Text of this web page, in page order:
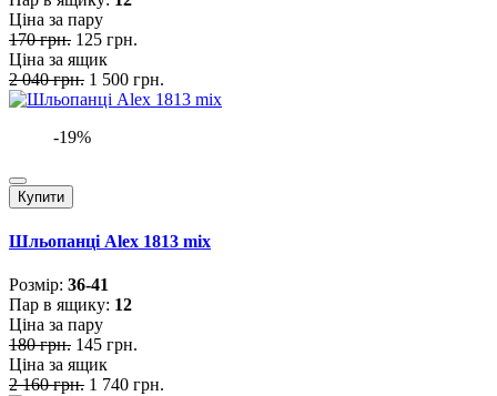
Ціна за пару
170 грн. 125 грн.
Ціна за ящик
2 040 грн. 1 500 грн.
-19%
Купити
Шльопанці Alex 1813 mix
Розмiр: 36-41
Пар в ящику: 12
Ціна за пару
180 грн. 145 грн.
Ціна за ящик
2 160 грн. 1 740 грн.